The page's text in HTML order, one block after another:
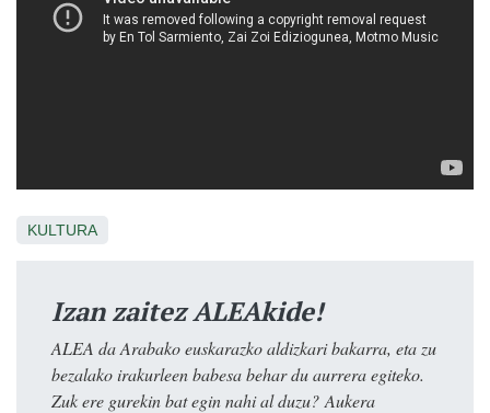
KULTURA
Izan zaitez ALEAkide!
ALEA da Arabako euskarazko aldizkari bakarra, eta zu
bezalako irakurleen babesa behar du aurrera egiteko.
Zuk ere gurekin bat egin nahi al duzu? Aukera